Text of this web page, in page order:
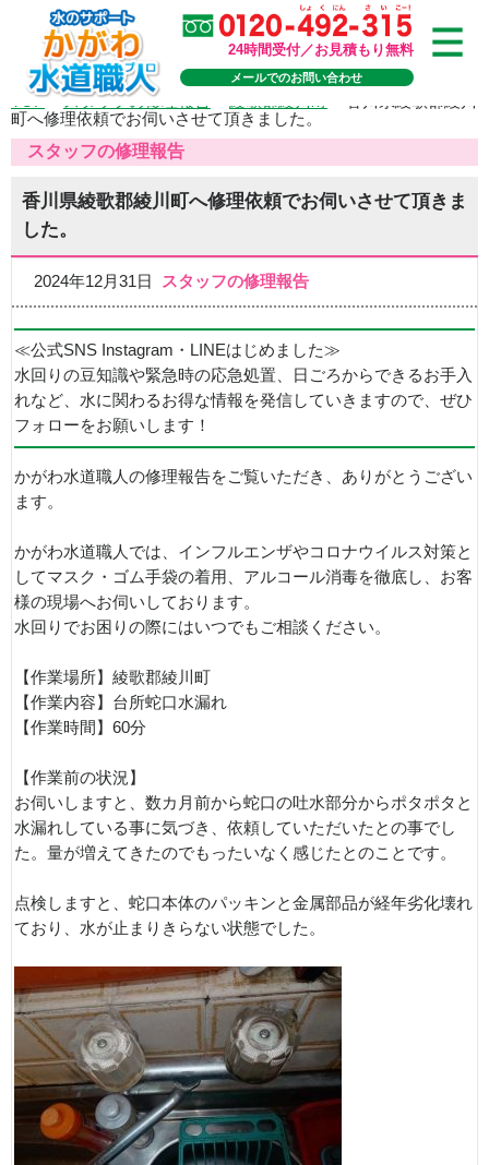
24時間受付／お見積もり無料
メールでのお問い合わせ
TOP>スタッフの修理報告
町へ修理依頼でお伺いさせて頂きました。
スタッフの修理報告
香川県綾歌郡綾川町へ修理依頼でお伺いさせて頂きま
した。
2024年12月31日 スタッフの修理報告
≪公式SNS Instagram・LINEはじめました≫
水回りの豆知識や緊急時の応急処置、日ごろからできるお手入
れなど、水に関わるお得な情報を発信していきますので、ぜひ
フォローをお願いします！
かがわ水道職人の修理報告をご覧いただき、ありがとうござい
ます。
かがわ水道職人では、インフルエンザやコロナウイルス対策と
してマスク・ゴム手袋の着用、アルコール消毒を徹底し、お客
様の現場へお伺いしております。
水回りでお困りの際にはいつでもご相談ください。
【作業場所】綾歌郡綾川町
【作業内容】台所蛇口水漏れ
【作業時間】60分
【作業前の状況】
お伺いしますと、数カ月前から蛇口の吐水部分からポタポタと
水漏れしている事に気づき、依頼していただいたとの事でし
た。量が増えてきたのでもったいなく感じたとのことです。
点検しますと、蛇口本体のパッキンと金属部品が経年劣化壊れ
ており、水が止まりきらない状態でした。